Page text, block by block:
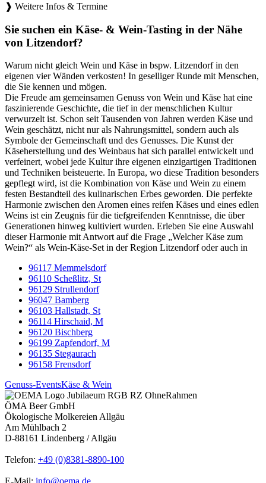
❱ Weitere Infos & Termine
Sie suchen ein Käse- & Wein-Tasting in der Nähe
von Litzendorf?
Warum nicht gleich Wein und Käse in bspw. Litzendorf in den
eigenen vier Wänden verkosten! In geselliger Runde mit Menschen,
die Sie kennen und mögen.
Die Freude am gemeinsamen Genuss von Wein und Käse hat eine
faszinierende Geschichte, die tief in der menschlichen Kultur
verwurzelt ist. Schon seit Tausenden von Jahren werden Käse und
Wein geschätzt, nicht nur als Nahrungsmittel, sondern auch als
Symbole der Gemeinschaft und des Genusses. Die Kunst der
Käseherstellung und des Weinbaus hat sich parallel entwickelt und
verfeinert, wobei jede Kultur ihre eigenen einzigartigen Traditionen
und Techniken beisteuerte. In Europa, wo diese Tradition besonders
gepflegt wird, ist die Kombination von Käse und Wein zu einem
festen Bestandteil des kulinarischen Erbes geworden. Die perfekte
Harmonie zwischen den Aromen eines reifen Käses und eines edlen
Weins ist ein Zeugnis für die tiefgreifenden Kenntnisse, die über
Generationen hinweg kultiviert wurden. Erleben Sie eine Auswahl
dieser Harmonie mit Antwort auf die Frage „Welcher Käse zum
Wein?“ als Wein-Käse-Set in der Region Litzendorf oder auch in
96117 Memmelsdorf
96110 Scheßlitz, St
96129 Strullendorf
96047 Bamberg
96103 Hallstadt, St
96114 Hirschaid, M
96120 Bischberg
96199 Zapfendorf, M
96135 Stegaurach
96158 Frensdorf
Genuss-EventsKäse & Wein
ÖMA Beer GmbH
Ökologische Molkereien Allgäu
Am Mühlbach 2
D-88161 Lindenberg / Allgäu
Telefon: +49 (0)8381-8890-100